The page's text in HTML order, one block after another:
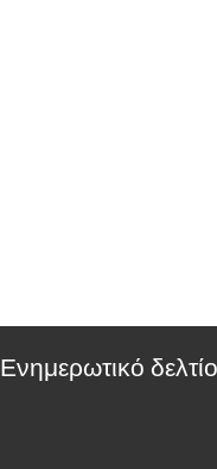
Ενημερωτικό δελτίο